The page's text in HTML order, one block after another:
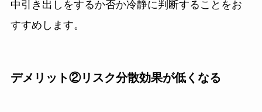
中引き出しをするか否か冷静に判断することをお
すすめします。
デメリット②リスク分散効果が低くなる